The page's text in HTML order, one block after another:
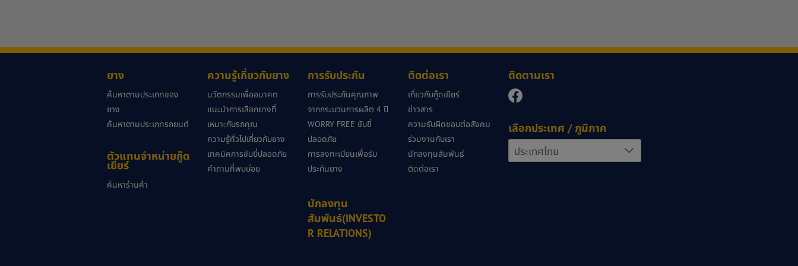
ยาง
ค้นหาตามประเภทของ
ยาง
ค้นหาตามประเภทรถยนต์
ตัวแทนจำหน่ายกู๊ด
เยียร์
ค้นหาร้านค้า
ความรู้เกี่ยวกับยาง
นวัตกรรมเพื่ออนาคต
แนะนำการเลือกยางที่
เหมาะกับรถคุณ
ความรู้ทั่วไปเกี่ยวกับยาง
เทคนิคการขับขี่ปลอดภัย
คำถามที่พบบ่อย
การรับประกัน
การรับประกันคุณภาพ
จากกระบวนการผลิต 4 ปี
WORRY FREE ขับขี่
ปลอดภัย
การลงทะเบียนเพื่อรับ
ประกันยาง
นักลงทุน
สัมพันธ์(INVESTO
R RELATIONS)
ติดต่อเรา
เกี่ยวกับกู๊ดเยียร์
ข่าวสาร
ความรับผิดชอบต่อสังคม
ร่วมงานกับเรา
นักลงทุนสัมพันธ์
ติดต่อเรา
ติดตามเรา
เลือกประเทศ / ภูมิภาค